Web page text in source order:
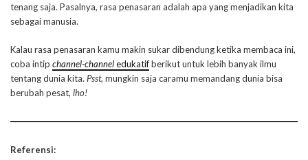
tenang saja. Pasalnya, rasa penasaran adalah apa yang menjadikan kita
sebagai manusia.
Kalau rasa penasaran kamu makin sukar dibendung ketika membaca ini,
coba intip channel-channeledukatifberikut untuk lebih banyak ilmu
tentang dunia kita. Psst, mungkin saja caramu memandang dunia bisa
berubah pesat, lho!
Referensi: